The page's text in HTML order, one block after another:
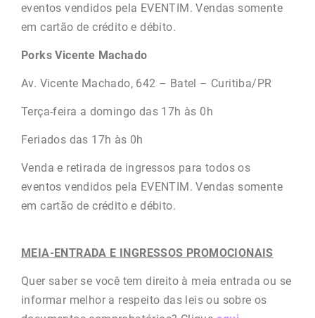
eventos vendidos pela EVENTIM. Vendas somente
em cartão de crédito e débito.
Porks Vicente Machado
Av. Vicente Machado, 642 – Batel – Curitiba/PR
Terça-feira a domingo das 17h às 0h
Feriados das 17h às 0h
Venda e retirada de ingressos para todos os
eventos vendidos pela EVENTIM. Vendas somente
em cartão de crédito e débito.
MEIA-ENTRADA E INGRESSOS PROMOCIONAIS
Quer saber se você tem direito à meia entrada ou se
informar melhor a respeito das leis ou sobre os